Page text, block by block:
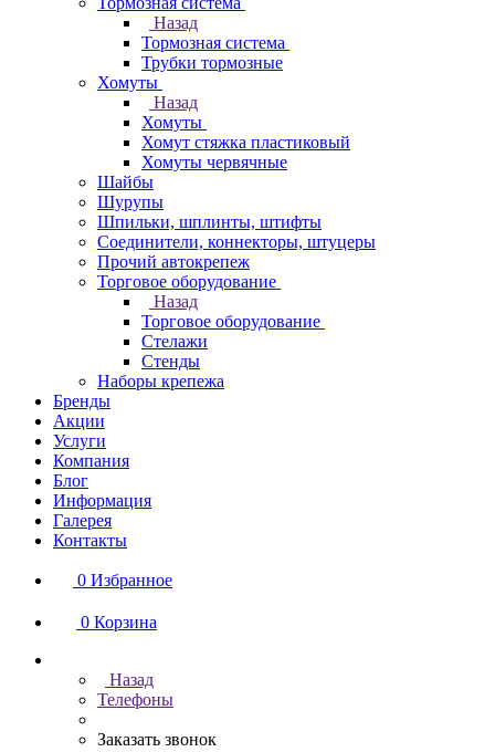
Назад
Тормозная система
Трубки тормозные
Хомуты
Назад
Хомуты
Хомут стяжка пластиковый
Хомуты червячные
Шайбы
Шурупы
Шпильки, шплинты, штифты
Соединители, коннекторы, штуцеры
Прочий автокрепеж
Торговое оборудование
Назад
Торговое оборудование
Стелажи
Стенды
Наборы крепежа
Бренды
Акции
Услуги
Компания
Блог
Информация
Галерея
Контакты
0 Избранное
0 Корзина
Назад
Телефоны
Заказать звонок